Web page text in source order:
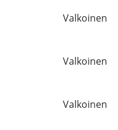
Valkoinen
Valkoinen
Valkoinen